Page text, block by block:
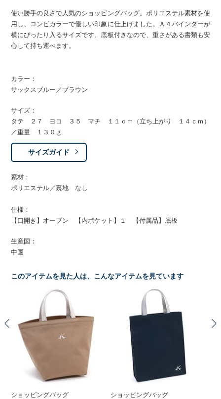
使い勝手の良さで人気のショッピングバッグ。ポリエステル素材を使
用し、コンビカラーで優しい印象に仕上げました。Ａ４バインダーが
横にぴったり入るサイズです。底板付きなので、重さがある書類も安
心して持ち運べます。
カラー：
サックスブルー／ブラウン
サイズ：
タテ ２７ ヨコ ３５ マチ １１ｃｍ（立ち上がり １４ｃｍ）
／重量 １３０ｇ
サイズガイド
素材：
ポリエステル／裏地 なし
仕様：
【口開き】オープン 【内ポケット】１ 【付属品】底板
生産国：
中国
このアイテムを見た人は、こんなアイテムを見ています
ショッピングバッグ
ショッピングバッグ